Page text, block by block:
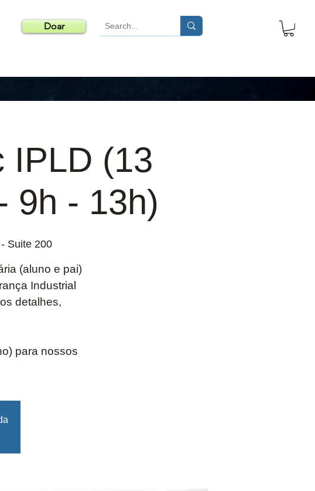
Doar
IPLD (13
9h - 13h)
Suite 200
(aluno e pai)
Industrial
detalhes,
para nossos